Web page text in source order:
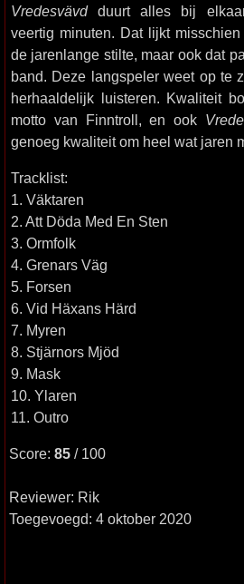
Vredesvävdduurt alles bij
veertig minuten. Dat lijkt
de jarenlange stilte, maar ook dat
band. Deze langspeler weet op te
herhaaldelijk luisteren. Kwaliteit
motto van Finntroll, en ook
genoeg kwaliteit om heel wat jaren
Tracklist:
1. Väktaren
2. Att Döda Med En Sten
3. Ormfolk
4. Grenars Väg
5. Forsen
6. Vid Häxans Härd
7. Myren
8. Stjärnors Mjöd
9. Mask
10. Ylaren
11. Outro
Score: 85 / 100
Reviewer: Rik
Toegevoegd: 4 oktober 2020